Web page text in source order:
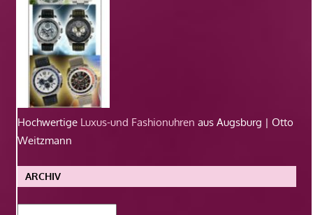
Hochwertige Luxus-und Fashionuhren aus Augsburg | Otto
Weitzmann
ARCHIV